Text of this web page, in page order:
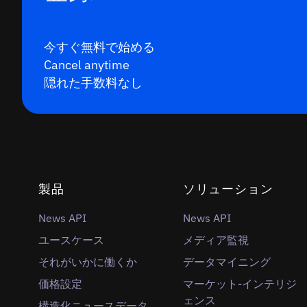
今すぐ無料で始める
Cancel anytime
隠れた手数料なし
製品
News API
ユースケース
それがいかに働くか
価格設定
ソリューション
News API
メディア監視
データマイニング
マーケット-インテリジ
ェンス